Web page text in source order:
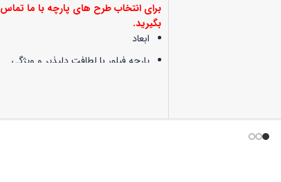
ها و میکروب ها
هالو سوپر سیلیکونی انتی
برای انتخاب طرح های پارچه با ما تماس
بگیرید.
ابعاد
پارچه فیلور با لطافت دلپذیر و ویژگی